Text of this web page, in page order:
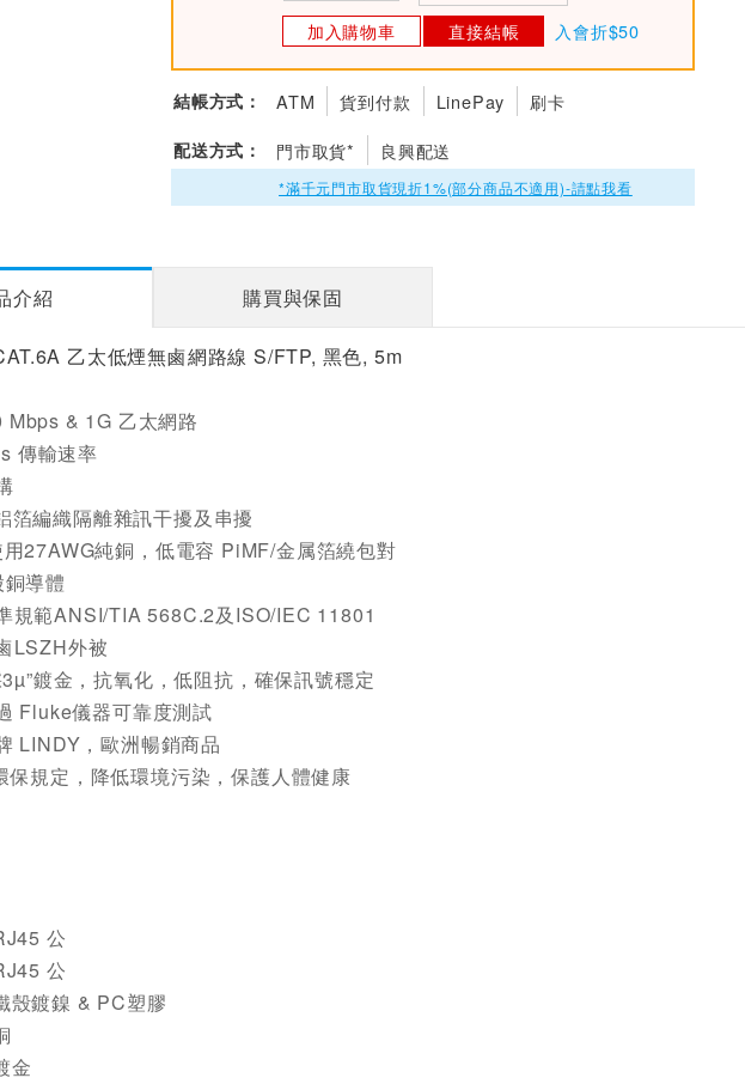
加入購物車 直接結帳 入會折$50
結帳方式： ATM 貨到付款 LinePay 刷卡
配送方式： 門市取貨* 良興配送
*滿千元門市取貨現折1%(部分商品不適用)-請點我看
介紹 購買與保固
乙太低煙無鹵網路線 S/FTP, 黑色, 5m
Mbps & 1G 乙太網路
傳輸速率
箔編織隔離雜訊干擾及串擾
27AWG純銅，低電容 PiMF/金属箔繞包對
導體
規範ANSI/TIA 568C.2及ISO/IEC 11801
LSZH外被
鍍金，抗氧化，低阻抗，確保訊號穩定
Fluke儀器可靠度測試
LINDY，歐洲暢銷商品
保規定，降低環境污染，保護人體健康
公
公
殼鍍鎳 & PC塑膠
金